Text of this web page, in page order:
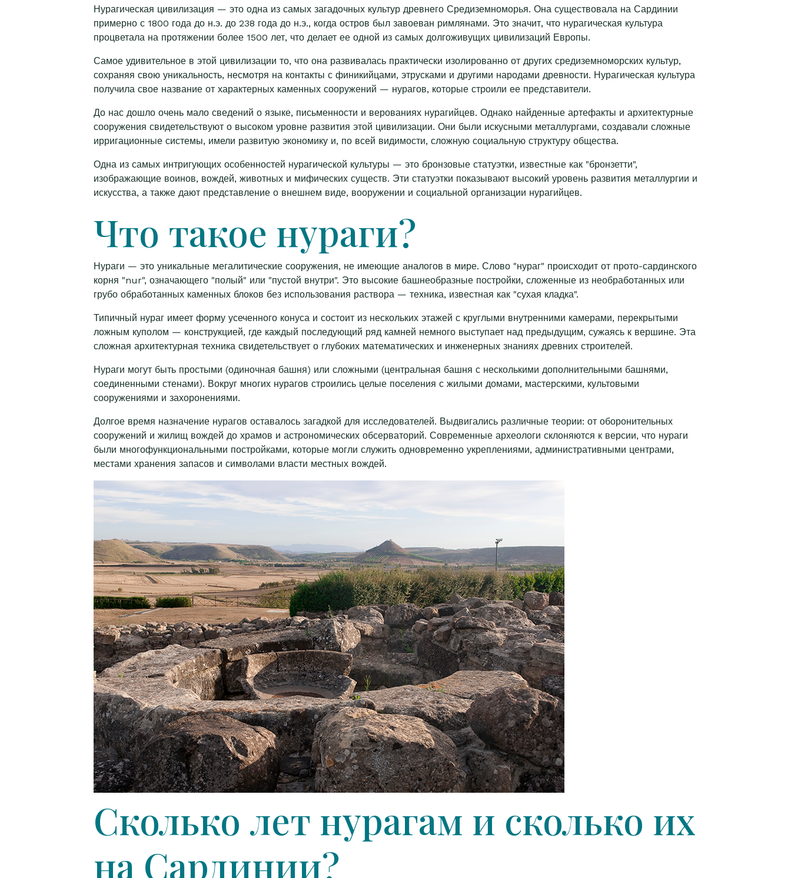
Нурагическая цивилизация — это одна из самых загадочных культур древнего Средиземноморья. Она существовала на Сардинии
примерно с 1800 года до н.э. до 238 года до н.э., когда остров был завоеван римлянами. Это значит, что нурагическая культура
процветала на протяжении более 1500 лет, что делает ее одной из самых долгоживущих цивилизаций Европы.
Самое удивительное в этой цивилизации то, что она развивалась практически изолированно от других средиземноморских культур,
сохраняя свою уникальность, несмотря на контакты с финикийцами, этрусками и другими народами древности. Нурагическая культура
получила свое название от характерных каменных сооружений — нурагов, которые строили ее представители.
До нас дошло очень мало сведений о языке, письменности и верованиях нурагийцев. Однако найденные артефакты и архитектурные
сооружения свидетельствуют о высоком уровне развития этой цивилизации. Они были искусными металлургами, создавали сложные
ирригационные системы, имели развитую экономику и, по всей видимости, сложную социальную структуру общества.
Одна из самых интригующих особенностей нурагической культуры — это бронзовые статуэтки, известные как "бронзетти",
изображающие воинов, вождей, животных и мифических существ. Эти статуэтки показывают высокий уровень развития металлургии и
искусства, а также дают представление о внешнем виде, вооружении и социальной организации нурагийцев.
Что такое нураги?
Нураги — это уникальные мегалитические сооружения, не имеющие аналогов в мире. Слово "нураг" происходит от прото-сардинского
корня "nur", означающего "полый" или "пустой внутри". Это высокие башнеобразные постройки, сложенные из необработанных или
грубо обработанных каменных блоков без использования раствора — техника, известная как "сухая кладка".
Типичный нураг имеет форму усеченного конуса и состоит из нескольких этажей с круглыми внутренними камерами, перекрытыми
ложным куполом — конструкцией, где каждый последующий ряд камней немного выступает над предыдущим, сужаясь к вершине. Эта
сложная архитектурная техника свидетельствует о глубоких математических и инженерных знаниях древних строителей.
Нураги могут быть простыми (одиночная башня) или сложными (центральная башня с несколькими дополнительными башнями,
соединенными стенами). Вокруг многих нурагов строились целые поселения с жилыми домами, мастерскими, культовыми
сооружениями и захоронениями.
Долгое время назначение нурагов оставалось загадкой для исследователей. Выдвигались различные теории: от оборонительных
сооружений и жилищ вождей до храмов и астрономических обсерваторий. Современные археологи склоняются к версии, что нураги
были многофункциональными постройками, которые могли служить одновременно укреплениями, административными центрами,
местами хранения запасов и символами власти местных вождей.
Сколько лет нурагам и сколько их
на Сардинии?